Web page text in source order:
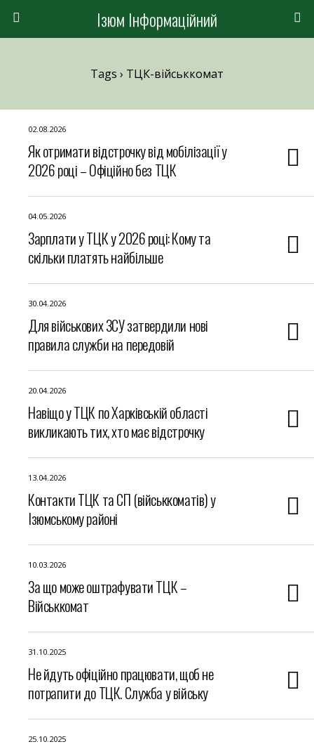
Ізюм Інформаційний
Tags › ТЦК-військкомат
02.08.2026
Як отримати відстрочку від мобілізації у
2026 році – Офіційно без ТЦК
04.05.2026
Зарплати у ТЦК у 2026 році: Кому та
скільки платять найбільше
30.04.2026
Для військових ЗСУ затвердили нові
правила служби на передовій
20.04.2026
Навіщо у ТЦК по Харківській області
викликають тих, хто має відстрочку
13.04.2026
Контакти ТЦК та СП (військкоматів) у
Ізюмському районі
10.03.2026
За що може оштрафувати ТЦК –
Військкомат
31.10.2025
Не йдуть офіційно працювати, щоб не
потрапити до ТЦК. Служба у війську
25.10.2025